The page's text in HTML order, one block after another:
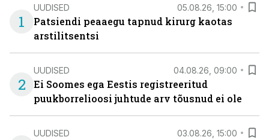
1
UUDISED 05.08.26, 15:00
Patsiendi peaaegu tapnud kirurg kaotas
arstilitsentsi
2
UUDISED 04.08.26, 09:00
Ei Soomes ega Eestis registreeritud
puukborrelioosi juhtude arv tõusnud ei ole
UUDISED 03.08.26, 15:00